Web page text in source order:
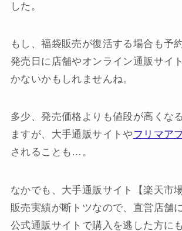
した。
もし、福袋販売が復活する場合も予
発売日に店舗やオンライン通販サイ
かないかもしれませんね。
多少、発売価格よりも値段が高くな
ますが、大手通販サイトやフリマア
されることも…。
なかでも、大手通販サイト【楽天市
販売実績が断トツなので、直営店舗
公式通販サイトで購入を逃した方に